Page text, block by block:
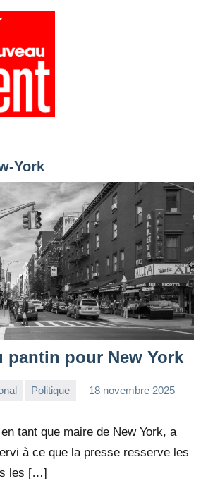
York
pantin pour New York
Politique 18 novembre 2025
tant que maire de New York, a
à ce que la presse resserve les
les […]